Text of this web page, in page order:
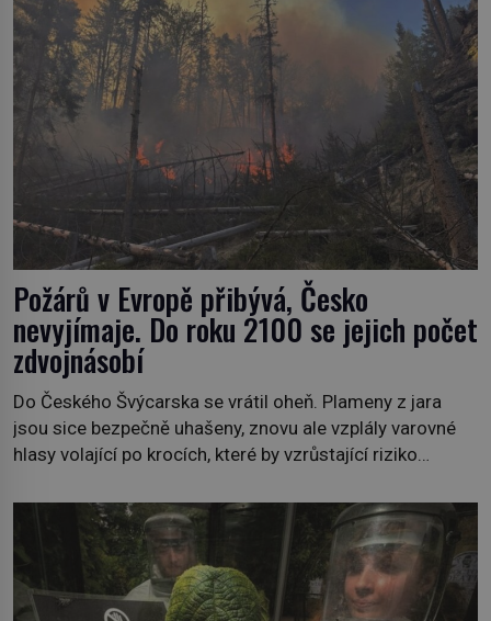
Požárů v Evropě přibývá, Česko
nevyjímaje. Do roku 2100 se jejich počet
zdvojnásobí
Do Českého Švýcarska se vrátil oheň. Plameny z jara
jsou sice bezpečně uhašeny, znovu ale vzplály varovné
hlasy volající po krocích, které by vzrůstající riziko
požáry už nejsou problémem pouze vzdáleného
Středomoří. S oteplujícím se klimatem, vysušenou
krajinou a desetiletími lidských zásahů se z nich stává
nový evropský normál […]